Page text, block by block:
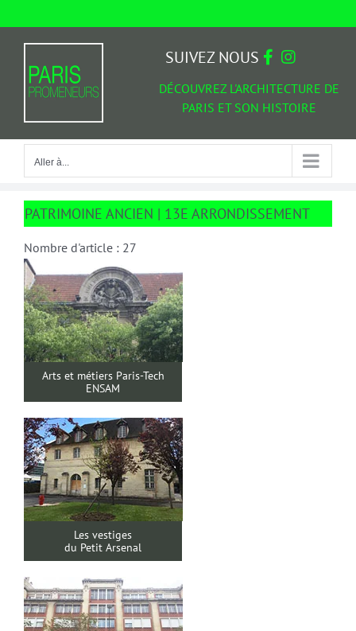
Aller à...
DÉCOUVREZ L'ARCHITECTURE DE
PARIS ET SON HISTOIRE
SUIVEZ NOUS
Aller à...
PATRIMOINE ANCIEN | 13E ARRONDISSEMENT
Nombre d'article : 27
Arts et métiers Paris-Tech
ENSAM
Les vestiges
du Petit Arsenal